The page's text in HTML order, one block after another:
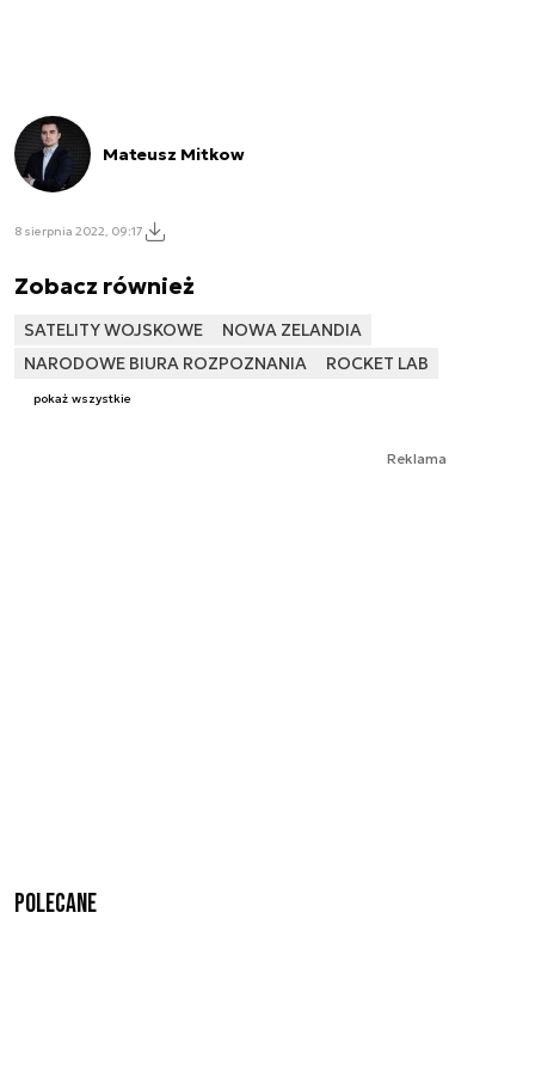
Mateusz Mitkow
8 sierpnia 2022, 09:17
Zobacz również
SATELITY WOJSKOWE
NOWA ZELANDIA
NARODOWE BIURA ROZPOZNANIA
ROCKET LAB
pokaż wszystkie
Reklama
Polecane